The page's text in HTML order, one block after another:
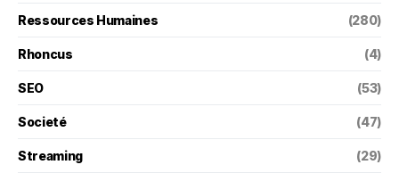
Ressources Humaines (280)
Rhoncus (4)
SEO (53)
Societé (47)
Streaming (29)